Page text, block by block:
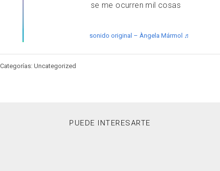
se me ocurren mil cosas
♬ sonido original – Àngela Mármol
Categorías: Uncategorized
PUEDE INTERESARTE